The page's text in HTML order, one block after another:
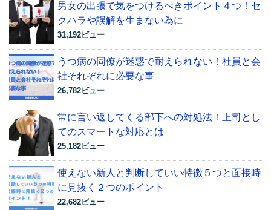
男女の出張で気をつけるべきポイント４つ！セ
クハラや誤解を生まない為に
31,192ビュー
うつ病の同僚が迷惑で耐えられない！社員と会
社それぞれに必要な事
26,782ビュー
常に言い返してくる部下への対処法！上司とし
てのスマートな対応とは
25,182ビュー
使えない新人と判断していい特徴５つと面接時
に見抜く２つのポイント
22,682ビュー